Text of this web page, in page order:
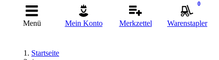
Menü Mein Konto Merkzettel
0
Warenstapler
Startseite